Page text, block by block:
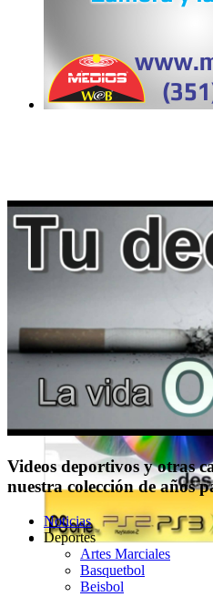
Videos deportivos y otras
nuestra colección de años
Noticias
Deportes
Artes Marciales
Basquetbol
Beisbol